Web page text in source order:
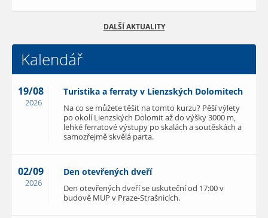
DALŠÍ AKTUALITY
Kalendář
19/08
2026
Turistika a ferraty v Lienzských Dolomitech
Na co se můžete těšit na tomto kurzu? Pěší výlety
po okolí Lienzských Dolomit až do výšky 3000 m,
lehké ferratové výstupy po skalách a soutěskách a
samozřejmě skvělá parta.
02/09
2026
Den otevřených dveří
Den otevřených dveří se uskuteční od 17:00 v
budově MUP v Praze-Strašnicích.